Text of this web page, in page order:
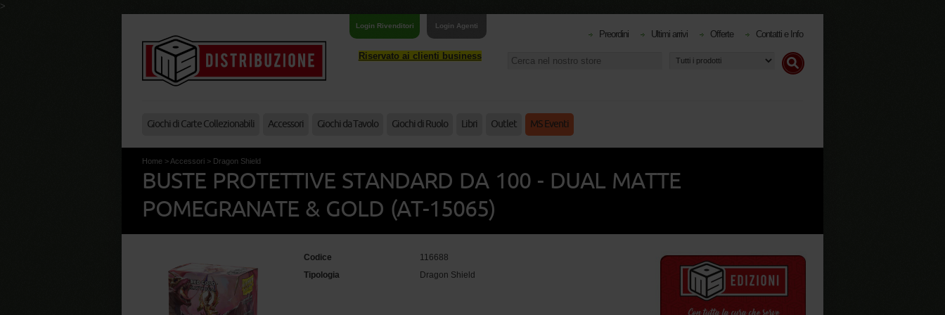
>
Login Rivenditori Login Agenti
Riservato ai clienti business
Preordini Ultimi arrivi Offerte Contatti e Info
Giochi di Carte Collezionabili Accessori Giochi da Tavolo Giochi di Ruolo Libri Outlet MS Eventi
Home > Accessori > Dragon Shield
BUSTE PROTETTIVE STANDARD DA 100 - DUAL MATTE
POMEGRANATE & GOLD (AT-15065)
Codice
116688
Tipologia
Dragon Shield